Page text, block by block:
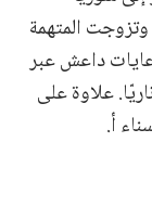
المتهمة
داعش عبر
علاوة على
أ.